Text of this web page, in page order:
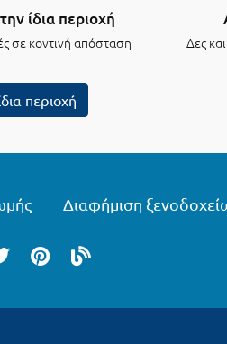
ίδια περιοχή
σε κοντινή απόσταση
περιοχή
Δες
Διαφήμιση